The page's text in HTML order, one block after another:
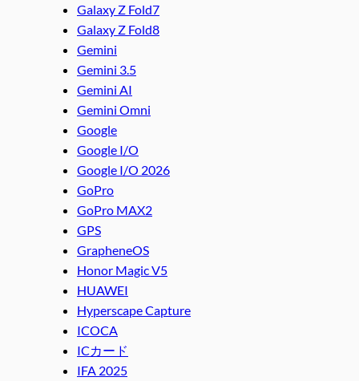
Galaxy Z Fold7
Galaxy Z Fold8
Gemini
Gemini 3.5
Gemini AI
Gemini Omni
Google
Google I/O
Google I/O 2026
GoPro
GoPro MAX2
GPS
GrapheneOS
Honor Magic V5
HUAWEI
Hyperscape Capture
ICOCA
ICカード
IFA 2025